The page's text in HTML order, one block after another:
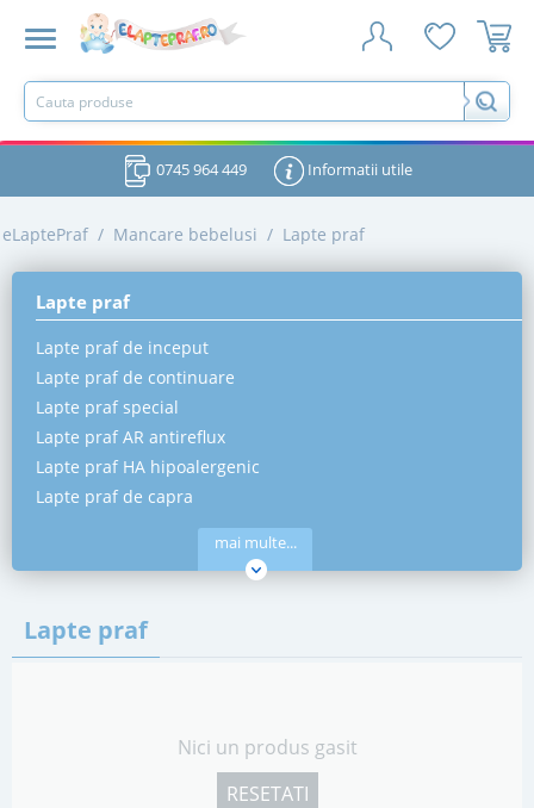
0745 964 449 Informatii utile
eLaptePraf / Mancare bebelusi / Lapte praf
Lapte praf
Lapte praf de inceput
Lapte praf de continuare
Lapte praf special
Lapte praf AR antireflux
Lapte praf HA hipoalergenic
Lapte praf de capra
mai multe...
Lapte praf
Nici un produs gasit
RESETATI